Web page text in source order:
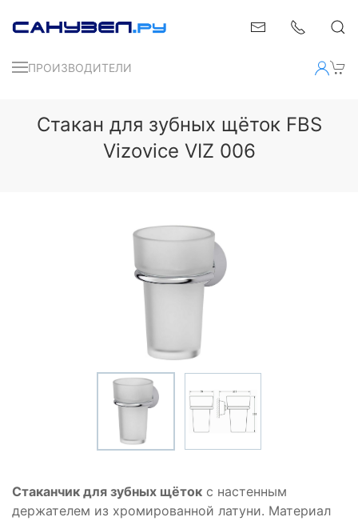
ПРОИЗВОДИТЕЛИ
Стакан для зубных щёток FBS
Vizovice VIZ 006
Стаканчик для зубных щёток с настенным
держателем из хромированной латуни. Материал